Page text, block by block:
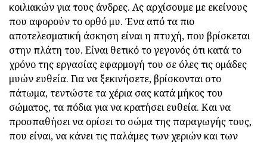
κοιλιακών για τους άνδρες. Ας αρχίσουμε με εκείνους
που αφορούν το ορθό μυ. Ένα από τα πιο
αποτελεσματική άσκηση είναι η πτυχή, που βρίσκεται
στην πλάτη του. Είναι θετικό το γεγονός ότι κατά το
χρόνο της εργασίας εφαρμογή του σε όλες τις ομάδες
μυών ευθεία. Για να ξεκινήσετε, βρίσκονται στο
πάτωμα, τεντώστε τα χέρια σας κατά μήκος του
σώματος, τα πόδια για να κρατήσει ευθεία. Και να
προσπαθήσει να ορίσει το σώμα της παραγωγής τους,
που είναι, να κάνει τις παλάμες των χεριών και των